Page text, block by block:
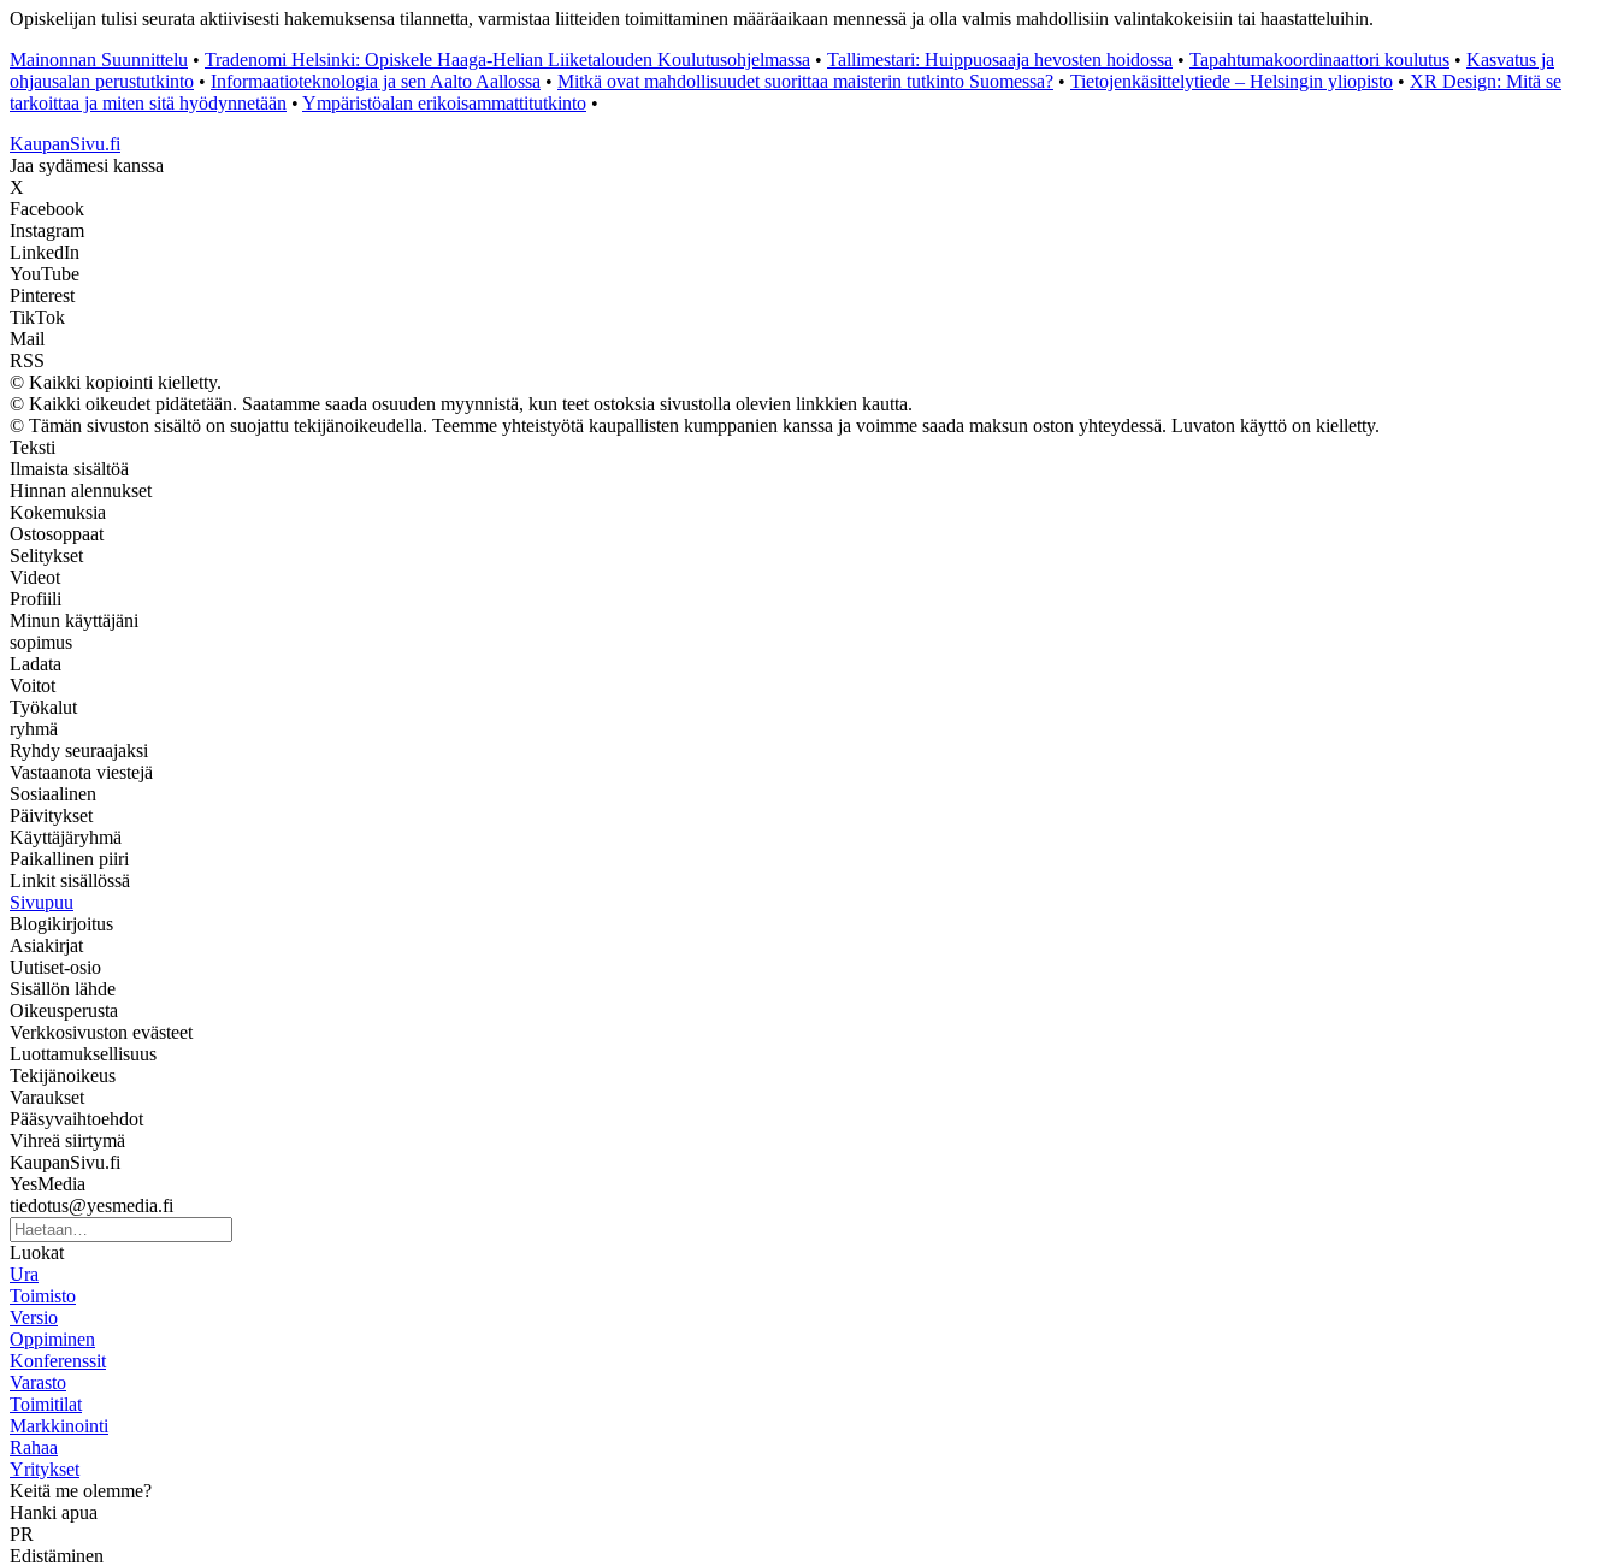
Opiskelijan tulisi seurata aktiivisesti hakemuksensa tilannetta, varmistaa liitteiden toimittaminen määräaikaan mennessä ja olla valmis mahdollisiin valintakokeisiin tai haastatteluihin.
Mainonnan Suunnittelu • Tradenomi Helsinki: Opiskele Haaga-Helian Liiketalouden Koulutusohjelmassa • Tallimestari: Huippuosaaja hevosten hoidossa • Tapahtumakoordinaattori koulutus • Kasvatus ja
ohjausalan perustutkinto • Informaatioteknologia ja sen Aalto Aallossa • Mitkä ovat mahdollisuudet suorittaa maisterin tutkinto Suomessa? • Tietojenkäsittelytiede – Helsingin yliopisto • XR Design: Mitä se
tarkoittaa ja miten sitä hyödynnetään • Ympäristöalan erikoisammattitutkinto •
KaupanSivu.fi
Jaa sydämesi kanssa
X
Facebook
Instagram
LinkedIn
YouTube
Pinterest
TikTok
Mail
RSS
© Kaikki kopiointi kielletty.
© Kaikki oikeudet pidätetään. Saatamme saada osuuden myynnistä, kun teet ostoksia sivustolla olevien linkkien kautta.
© Tämän sivuston sisältö on suojattu tekijänoikeudella. Teemme yhteistyötä kaupallisten kumppanien kanssa ja voimme saada maksun oston yhteydessä. Luvaton käyttö on kielletty.
Teksti
Ilmaista sisältöä
Hinnan alennukset
Kokemuksia
Ostosoppaat
Selitykset
Videot
Profiili
Minun käyttäjäni
sopimus
Ladata
Voitot
Työkalut
ryhmä
Ryhdy seuraajaksi
Vastaanota viestejä
Sosiaalinen
Päivitykset
Käyttäjäryhmä
Paikallinen piiri
Linkit sisällössä
Sivupuu
Blogikirjoitus
Asiakirjat
Uutiset-osio
Sisällön lähde
Oikeusperusta
Verkkosivuston evästeet
Luottamuksellisuus
Tekijänoikeus
Varaukset
Pääsyvaihtoehdot
Vihreä siirtymä
KaupanSivu.fi
YesMedia
tiedotus@yesmedia.fi
Luokat
Ura
Toimisto
Versio
Oppiminen
Konferenssit
Varasto
Toimitilat
Markkinointi
Rahaa
Yritykset
Keitä me olemme?
Hanki apua
PR
Edistäminen